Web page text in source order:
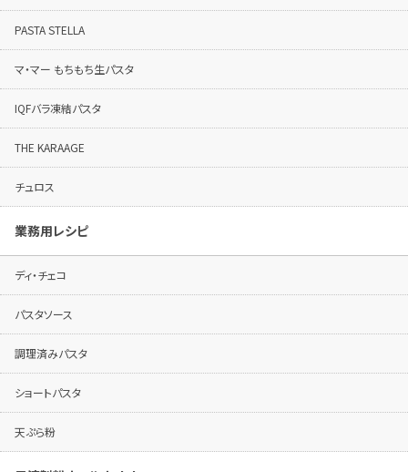
PASTA STELLA
マ・マー もちもち生パスタ
IQFバラ凍結パスタ
THE KARAAGE
チュロス
業務用レシピ
ディ・チェコ
パスタソース
調理済みパスタ
ショートパスタ
天ぷら粉